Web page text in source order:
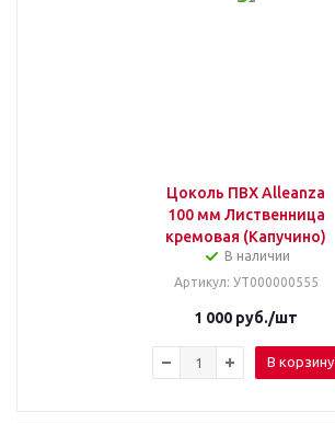
Цоколь ПВХ Alleanza
100 мм Лиственница
кремовая (Капучино)
В наличии
Артикул: УТ000000555
1 000 руб./шт
В корзину